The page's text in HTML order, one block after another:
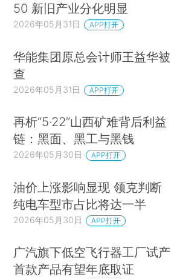
50 新旧产业分化明显
2026年05月31日 APP打开
华能集团原总会计师王益华被
查
2026年05月31日 APP打开
再析“5·22”山西矿难背后利益
链：黑面、黑工与黑钱
2026年05月30日 APP打开
油价上涨影响显现 领克判断
纯电车型市占比将达一半
2026年05月30日 APP打开
广汽旗下低空飞行器工厂试产
首款产品有望年底取证